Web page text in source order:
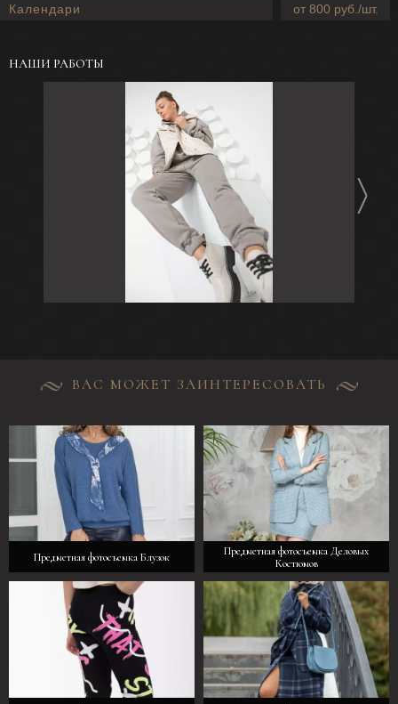
Календари от 800 руб./шт.
НАШИ РАБОТЫ
ВАС МОЖЕТ ЗАИНТЕРЕСОВАТЬ
Предметная фотосъемка Блузок
Предметная фотосъемка Деловых
Костюмов